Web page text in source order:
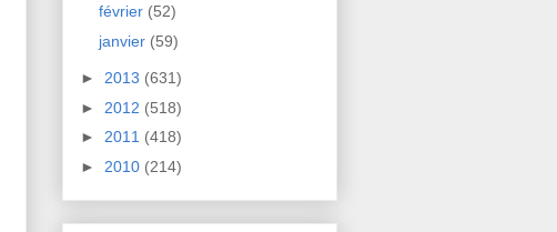
février (52)
janvier (59)
► 2013 (631)
► 2012 (518)
► 2011 (418)
► 2010 (214)